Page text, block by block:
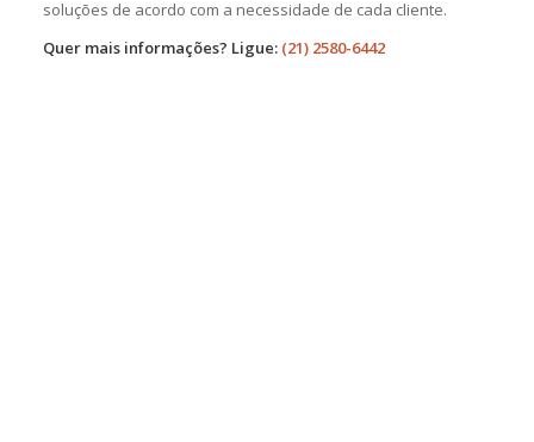
soluções de acordo com a necessidade de cada cliente.
Quer mais informações? Ligue: (21) 2580-6442